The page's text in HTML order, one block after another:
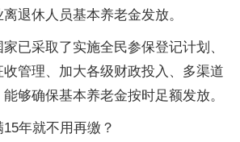
退休人员基本养老金发放。
已采取了实施全民参保登记计划、
管理、加大各级财政投入、多渠道
够确保基本养老金按时足额发放。
年就不用再缴？